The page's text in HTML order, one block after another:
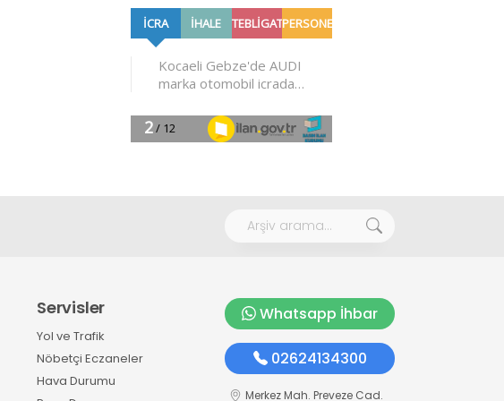
Servisler
Yol ve Trafik
Nöbetçi Eczaneler
Hava Durumu
Whatsapp İhbar
02624134300
Merkez Mah. Preveze Cad.